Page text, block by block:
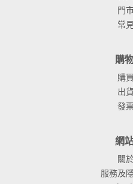
門
常
購
購
出
發
網
關
服務及